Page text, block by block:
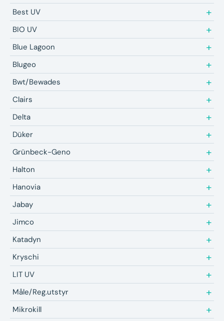
Best UV
BIO UV
Blue Lagoon
Blugeo
Bwt/Bewades
Clairs
Delta
Düker
Grünbeck-Geno
Halton
Hanovia
Jabay
Jimco
Katadyn
Kryschi
LIT UV
Måle/Reg.utstyr
Mikrokill